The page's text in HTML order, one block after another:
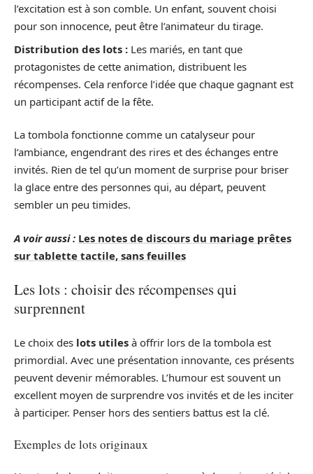
l’excitation est à son comble. Un enfant, souvent choisi
pour son innocence, peut être l’animateur du tirage.
Distribution des lots : Les mariés, en tant que
protagonistes de cette animation, distribuent les
récompenses. Cela renforce l’idée que chaque gagnant est
un participant actif de la fête.
La tombola fonctionne comme un catalyseur pour
l’ambiance, engendrant des rires et des échanges entre
invités. Rien de tel qu’un moment de surprise pour briser
la glace entre des personnes qui, au départ, peuvent
sembler un peu timides.
A voir aussi : Les notes de discours du mariage prêtes
sur tablette tactile, sans feuilles
Les lots : choisir des récompenses qui
surprennent
Le choix des lots utiles à offrir lors de la tombola est
primordial. Avec une présentation innovante, ces présents
peuvent devenir mémorables. L’humour est souvent un
excellent moyen de surprendre vos invités et de les inciter
à participer. Penser hors des sentiers battus est la clé.
Exemples de lots originaux